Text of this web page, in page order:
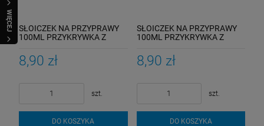
WIĘCEJ
SŁOICZEK NA PRZYPRAWY
100ML PRZYKRYWKA Z
8,90 zł
szt.
DO KOSZYKA
SŁOICZEK NA PRZYPRAWY
100ML PRZYKRYWKA Z
8,90 zł
szt.
DO KOSZYKA